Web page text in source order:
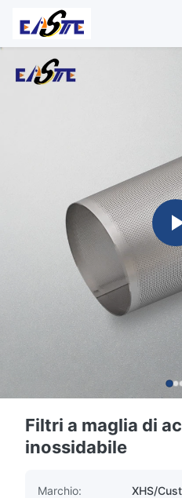
Filtri a maglia di
inossidabile
Marchio:
XHS/